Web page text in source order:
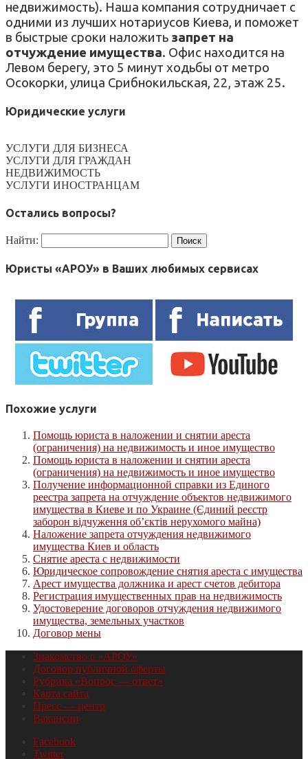
недвижимость). Наша компания сотрудничает с
одними из лучших нотариусов Киева, и поможет
в быстрые сроки наложить запрет на
отчуждение имущества. Офис находится на
Левом берегу, это 5 минут ходьбы от метро
Осокорки, улица Срибнокильская, 22, этаж 25.
Юридические услуги
УСЛУГИ ДЛЯ БИЗНЕСА
УСЛУГИ ДЛЯ ГРАЖДАН
НЕДВИЖИМОСТЬ
УСЛУГИ ИНОСТРАНЦАМ
Остались вопросы?
Найти:
Юристы «АРОУ» в Ваших любимых сервисах
Похожие услуги
Помощь юриста в наложении и снятии ареста
(ограничения) на недвижимость и иное имущество
Помощь юриста в наложении и снятии ареста
(ограничения) на недвижимость и иное имущество
Получение информационной справки из Единого
реестра запрета на отчуждение объектов недвижимого
имущества в Киеве и по Украине (Єдиний реєстр
заборон відчуження об’єктів нерухомого майна)
Наложение запрета отчуждения недвижимого
имущества Киев и область
Снятие ареста с недвижимости
Юридическое сопровождение снятия ареста с имущества
Арест имущества должника и арест счетов дебитора
Регистрация имущественных прав на недвижимость
Удостоверение договоров отчуждения недвижимого
имущества, земельных участков
Договор мены
Знакомство с «АРОУ»
Договор публичной оферты
Рубрика «Вопрос — ответ»
Карта сайта
Пресс — центр
Вакансии
Facebook
Twitter